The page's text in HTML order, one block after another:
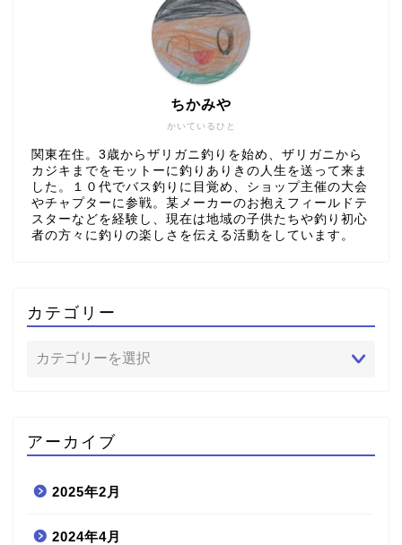
かいているひと
ちかみや
関東在住。3歳からザリガニ釣りを始め、ザリガニから
カジキまでをモットーに釣りありきの人生を送って来ま
した。１０代でバス釣りに目覚め、ショップ主催の大会
やチャプターに参戦。某メーカーのお抱えフィールドテ
スターなどを経験し、現在は地域の子供たちや釣り初心
者の方々に釣りの楽しさを伝える活動をしています。
カテゴリー
アーカイブ
2025年2月
2024年4月